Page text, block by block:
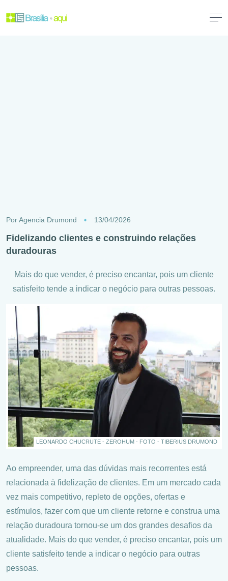
PorAgencia Drumond 13/04/2026
Fidelizando clientes e construindo relações
duradouras
Mais do que vender, é preciso encantar, pois um cliente
satisfeito tende a indicar o negócio para outras pessoas.
LEONARDO CHUCRUTE - ZEROHUM - FOTO - TIBERIUS DRUMOND
Ao empreender, uma das dúvidas mais recorrentes está
relacionada à fidelização de clientes. Em um mercado cada
vez mais competitivo, repleto de opções, ofertas e
estímulos, fazer com que um cliente retorne e construa uma
relação duradoura tornou-se um dos grandes desafios da
atualidade. Mais do que vender, é preciso encantar, pois um
cliente satisfeito tende a indicar o negócio para outras
pessoas.